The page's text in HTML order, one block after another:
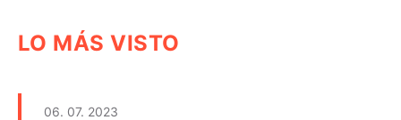
LO MÁS VISTO
06. 07. 2023